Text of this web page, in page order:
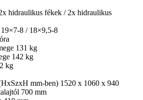
hidraulikus fékek / 2x hidraulikus
8 / 18×9,5-8
131 kg
142 kg
kg
mm-ben) 1520 x 1060 x 940
700 mm